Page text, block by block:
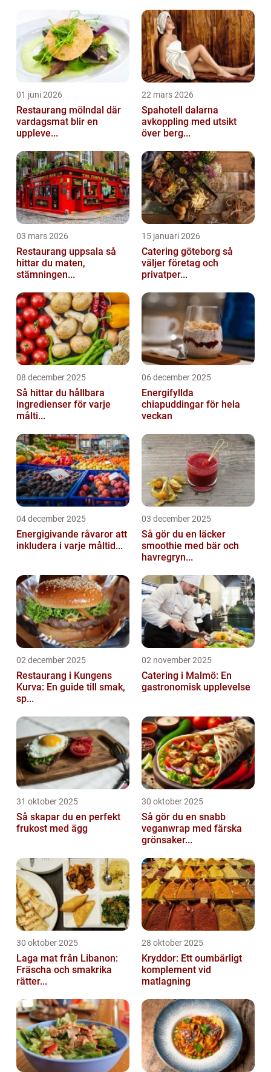
kombination av sötma och crunch. Denna
artikel ko...
01 juni 2026
Restaurang mölndal där
vardagsmat blir en
uppleve...
22 mars 2026
Spahotell dalarna
avkoppling med utsikt
över berg...
03 mars 2026
Restaurang uppsala så
hittar du maten,
stämningen...
15 januari 2026
Catering göteborg så
väljer företag och
privatper...
08 december 2025
Så hittar du hållbara
ingredienser för varje
målti...
06 december 2025
Energifyllda
chiapuddingar för hela
veckan
04 december 2025
Energigivande råvaror att
inkludera i varje måltid...
03 december 2025
Så gör du en läcker
smoothie med bär och
havregryn...
02 december 2025
Restaurang i Kungens
Kurva: En guide till smak,
sp...
02 november 2025
Catering i Malmö: En
gastronomisk upplevelse
31 oktober 2025
Så skapar du en perfekt
frukost med ägg
30 oktober 2025
Så gör du en snabb
veganwrap med färska
grönsaker...
30 oktober 2025
Laga mat från Libanon:
Fräscha och smakrika
rätter...
28 oktober 2025
Kryddor: Ett oumbärligt
komplement vid
matlagning